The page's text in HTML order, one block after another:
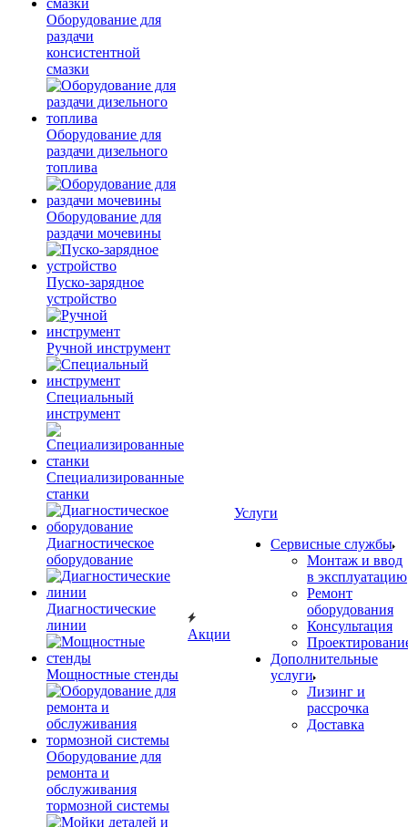
Оборудование для
раздачи
консистентной
смазки
Оборудование для
раздачи дизельного
топлива
Оборудование для
раздачи мочевины
Пуско-зарядное
устройство
Ручной инструмент
Специальный
инструмент
Специализированные
станки
Диагностическое
оборудование
Диагностические
линии
Мощностные стенды
Оборудование для
ремонта и
обслуживания
тормозной системы
Акции
Услуги
Сервисные службы
Монтаж и ввод
в эксплуатацию
Ремонт
оборудования
Консультация
Дополнительные
услуги
Лизинг и
рассрочка
Доставка